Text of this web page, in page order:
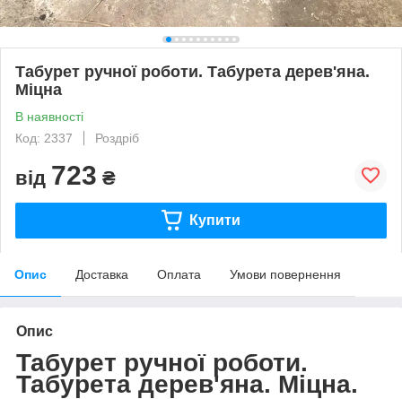
Табурет ручної роботи. Табурета дерев'яна.
Міцна
В наявності
Код: 2337
Роздріб
від 723 ₴
Купити
Опис Доставка Оплата Умови повернення
Опис
Табурет ручної роботи.
Табурета дерев'яна. Міцна.